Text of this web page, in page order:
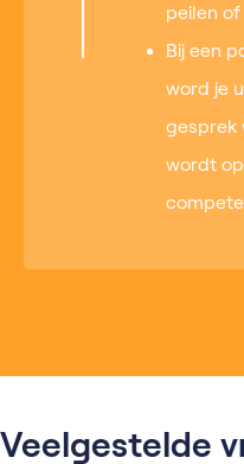
peilen of
Bij een
word je
gesprek
wordt
Veelgestelde